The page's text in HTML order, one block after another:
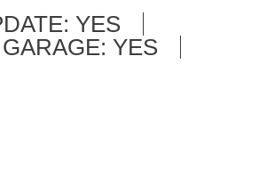
YES
YES